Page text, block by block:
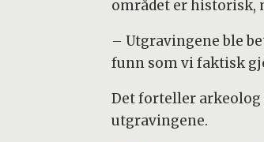
området er historisk,
– Utgravingene ble
funn som vi faktisk
Det forteller arkeolog
utgravingene.